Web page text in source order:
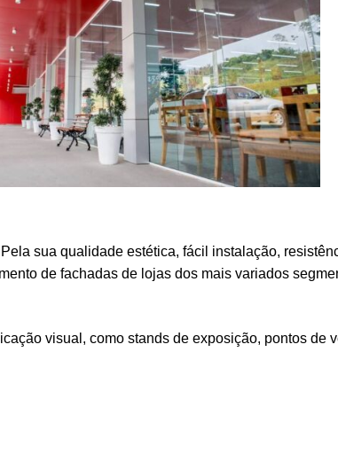
sua qualidade estética, fácil instalação,
de fachadas de lojas dos mais variados
visual, como stands de exposição, pontos de